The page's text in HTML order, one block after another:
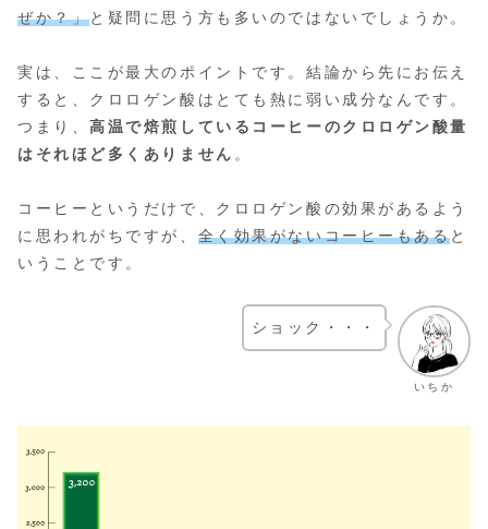
ぜか？」と疑問に思う方も多いのではないでしょうか。
実は、ここが最大のポイントです。結論から先にお伝え
すると、クロロゲン酸はとても熱に弱い成分なんです。
つまり、高温で焙煎しているコーヒーのクロロゲン酸量
はそれほど多くありません 。
コーヒーというだけで、クロロゲン酸の効果があるよう
に思われがちですが、 全く効果がないコーヒーもあると
いうことです。
いちか
ショック・・・